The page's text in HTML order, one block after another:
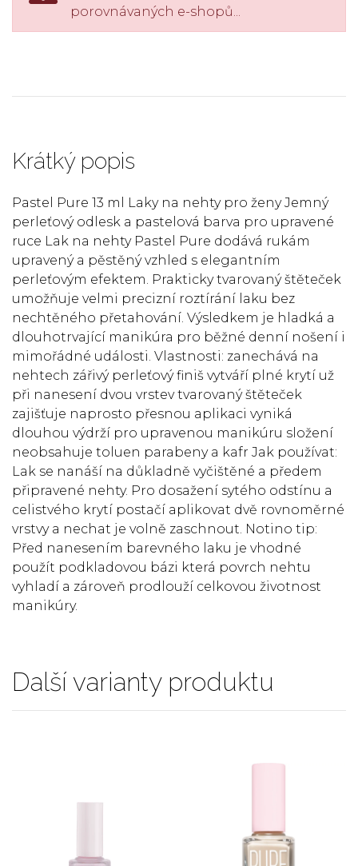
porovnávaných e-shopů...
Krátký popis
Pastel Pure 13 ml Laky na nehty pro ženy Jemný
perleťový odlesk a pastelová barva pro upravené
ruce Lak na nehty Pastel Pure dodává rukám
upravený a pěstěný vzhled s elegantním
perleťovým efektem. Prakticky tvarovaný štěteček
umožňuje velmi precizní roztírání laku bez
nechtěného přetahování. Výsledkem je hladká a
dlouhotrvající manikúra pro běžné denní nošení i
mimořádné události. Vlastnosti: zanechává na
nehtech zářivý perleťový finiš vytváří plné krytí už
při nanesení dvou vrstev tvarovaný štěteček
zajišťuje naprosto přesnou aplikaci vyniká
dlouhou výdrží pro upravenou manikúru složení
neobsahuje toluen parabeny a kafr Jak používat:
Lak se nanáší na důkladně vyčištěné a předem
připravené nehty. Pro dosažení sytého odstínu a
celistvého krytí postačí aplikovat dvě rovnoměrné
vrstvy a nechat je volně zaschnout. Notino tip:
Před nanesením barevného laku je vhodné
použít podkladovou bázi která povrch nehtu
vyhladí a zároveň prodlouží celkovou životnost
manikúry.
Další varianty produktu